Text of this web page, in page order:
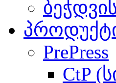
PrePress
CtP